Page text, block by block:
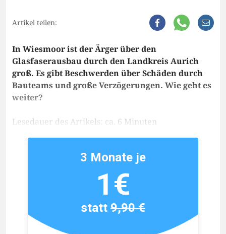
Artikel teilen:
In Wiesmoor ist der Ärger über den
Glasfaserausbau durch den Landkreis Aurich
groß. Es gibt Beschwerden über Schäden durch
Bauteams und große Verzögerungen. Wie geht es
weiter?
Lesedauer des Artikels: ca. 6 Minuten
3 Monate je
1€
statt9,90 €